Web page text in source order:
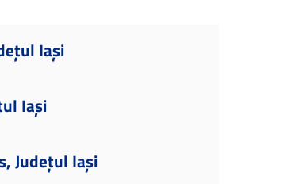
Iași
Iași
Județul Iași